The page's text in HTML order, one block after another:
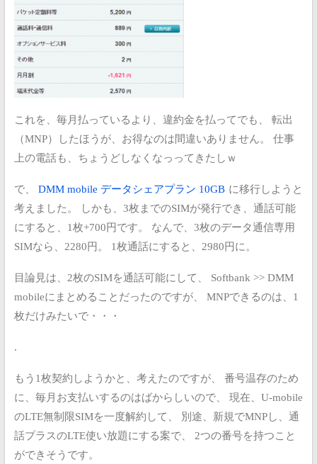
これを、毎月払っているより、違約金を払ってでも、
転出
（MNP）したほうが、お得なのは間違いありません。
仕事
上の電話も、ちょうどしなくなっってきたしｗ
で、 DMM mobile データシェアプラン 10GB に移行しようと
考えました。
しかも、3枚までのSIMが発行でき、通話可能
にすると、1枚+700円です。
なんで、3枚のデータ通信専用
SIMなら、2280円。
1枚通話にすると、2980円に。
目論見は、2枚のSIMを通話可能にして、
Softbank >> DMM
mobileにまとめることだったのですが、
MNPできるのは、1
枚だけみたいで・・・
.
もう1枚契約しようかと、考えたのですが、
番号温存のため
に、毎月お支払いするのはばからしいので、
現在、U-mobile
のLTE無制限SIMを一度解約して、
別途、新規でMNPし、通
話プラスのLTE使い放題にする案で、
2つの番号を持つこと
ができそうです。